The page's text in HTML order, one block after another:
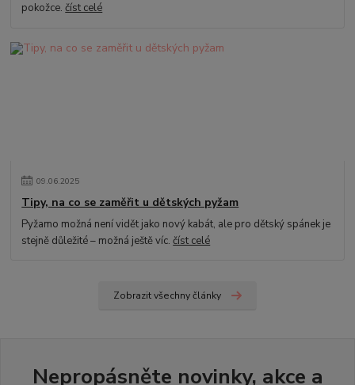
pokožce.číst celé
09.06.2025
Tipy, na co se zaměřit u dětských pyžam
Pyžamo možná není vidět jako nový kabát, ale pro dětský spánek je
stejně důležité – možná ještě víc.číst celé
Zobrazit všechny články
Nepropásněte novinky, akce a